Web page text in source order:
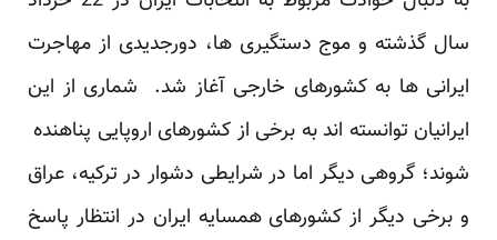
سال گذشته و موج دستگیری ها، دورجدیدی از مهاجرت
ایرانی ها به کشورهای خارجی آغاز شد. شماری از این
ایرانیان توانسته اند به برخی از کشورهای اروپایی پناهنده
شوند؛ گروهی دیگر اما در شرایطی دشوار در ترکیه، عراق
و برخی دیگر از کشورهای همسایه ایران در انتظار پاسخ